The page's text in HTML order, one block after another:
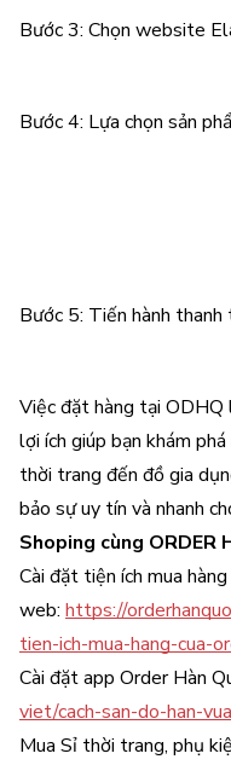
Bước 3: Chọn website
Bước 4: Lựa chọn sản
Bước 5: Tiến hành thanh
Việc đặt hàng tại
lợi ích giúp bạn khám
thời trang đến đồ gia
bảo sự uy tín và nhanh
Shoping cùng ORDER
Cài đặt tiện ích mua
web: https://
tien-ich-mua-hang-cua-
Cài đặt app Order Hàn
viet/cach-san-do-han-
Mua Sỉ thời trang, phụ